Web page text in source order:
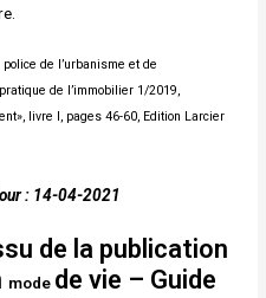
de l’urbanisme et de
pratiquede l’immobilier 1/2019,
livre I, pages 46-60, Edition Larcier
: 14-04-2021
de la publication
mode de vie – Guide